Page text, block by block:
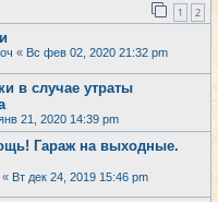
1 2
« Вс фев 02, 2020 21:32 pm
в случае утраты
21, 2020 14:39 pm
Гараж на выходные.
« Вт дек 24, 2019 15:46 pm